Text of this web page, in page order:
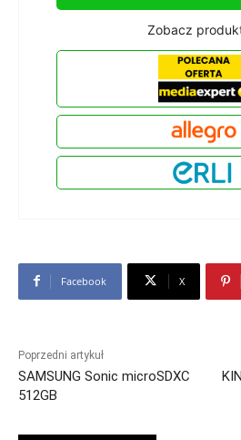
Zobacz
Facebook X
Poprzedni artykuł
SAMSUNG Sonic microSDXC
512GB